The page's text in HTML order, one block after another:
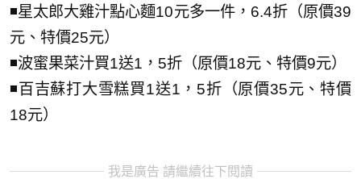
◾星太郎大雞汁點心麵10元多一件，6.4折（原價39
元、特價25元）
◾波蜜果菜汁買1送1，5折（原價18元、特價9元）
◾百吉蘇打大雪糕買1送1，5折（原價35元、特價
18元）
我是廣告 請繼續往下閱讀